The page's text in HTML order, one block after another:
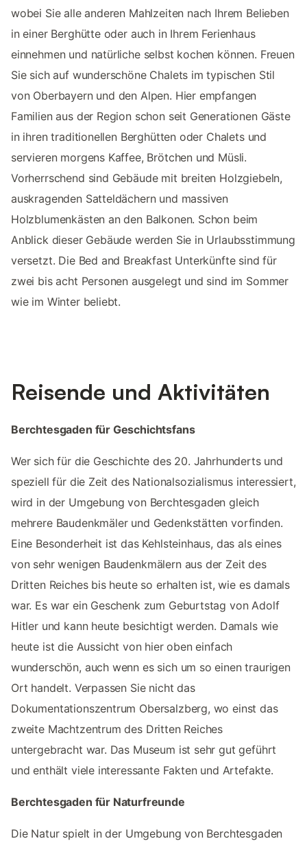
wobei Sie alle anderen Mahlzeiten nach Ihrem Belieben
in einer Berghütte oder auch in Ihrem Ferienhaus
einnehmen und natürliche selbst kochen können. Freuen
Sie sich auf wunderschöne Chalets im typischen Stil
von Oberbayern und den Alpen. Hier empfangen
Familien aus der Region schon seit Generationen Gäste
in ihren traditionellen Berghütten oder Chalets und
servieren morgens Kaffee, Brötchen und Müsli.
Vorherrschend sind Gebäude mit breiten Holzgiebeln,
auskragenden Satteldächern und massiven
Holzblumenkästen an den Balkonen. Schon beim
Anblick dieser Gebäude werden Sie in Urlaubsstimmung
versetzt. Die Bed and Breakfast Unterkünfte sind für
zwei bis acht Personen ausgelegt und sind im Sommer
wie im Winter beliebt.
Reisende und Aktivitäten
Berchtesgaden für Geschichtsfans
Wer sich für die Geschichte des 20. Jahrhunderts und
speziell für die Zeit des Nationalsozialismus interessiert,
wird in der Umgebung von Berchtesgaden gleich
mehrere Baudenkmäler und Gedenkstätten vorfinden.
Eine Besonderheit ist das Kehlsteinhaus, das als eines
von sehr wenigen Baudenkmälern aus der Zeit des
Dritten Reiches bis heute so erhalten ist, wie es damals
war. Es war ein Geschenk zum Geburtstag von Adolf
Hitler und kann heute besichtigt werden. Damals wie
heute ist die Aussicht von hier oben einfach
wunderschön, auch wenn es sich um so einen traurigen
Ort handelt. Verpassen Sie nicht das
Dokumentationszentrum Obersalzberg, wo einst das
zweite Machtzentrum des Dritten Reiches
untergebracht war. Das Museum ist sehr gut geführt
und enthält viele interessante Fakten und Artefakte.
Berchtesgaden für Naturfreunde
Die Natur spielt in der Umgebung von Berchtesgaden